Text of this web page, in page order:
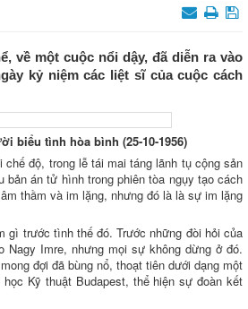
về một cuộc nổi dậy, đã diễn ra vào
kỷ niệm các liệt sĩ của cuộc cách
biểu tình hòa bình (25-10-1956)
độ, trong lễ tái mai táng lãnh tụ cộng sản
án tử hình trong phiên tòa ngụy tạo cách
thầm và im lặng, nhưng đó là là sự im lặng
gì trước tình thế đó. Trước những đòi hỏi của
Nagy Imre, nhưng mọi sự không dừng ở đó.
đợi đã bùng nổ, thoạt tiên dưới dạng một
Kỹ thuật Budapest, thể hiện sự đoàn kết